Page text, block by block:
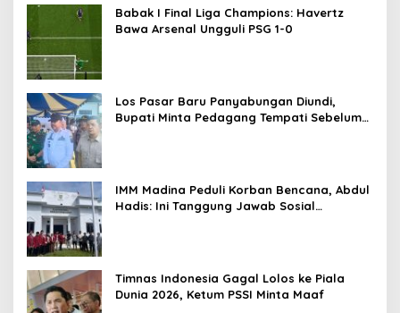
Babak I Final Liga Champions: Havertz
Bawa Arsenal Ungguli PSG 1-0
Los Pasar Baru Panyabungan Diundi,
Bupati Minta Pedagang Tempati Sebelum
IMM Madina Peduli Korban Bencana, Abdul
Hadis: Ini Tanggung Jawab Sosial
Timnas Indonesia Gagal Lolos ke Piala
Dunia 2026, Ketum PSSI Minta Maaf